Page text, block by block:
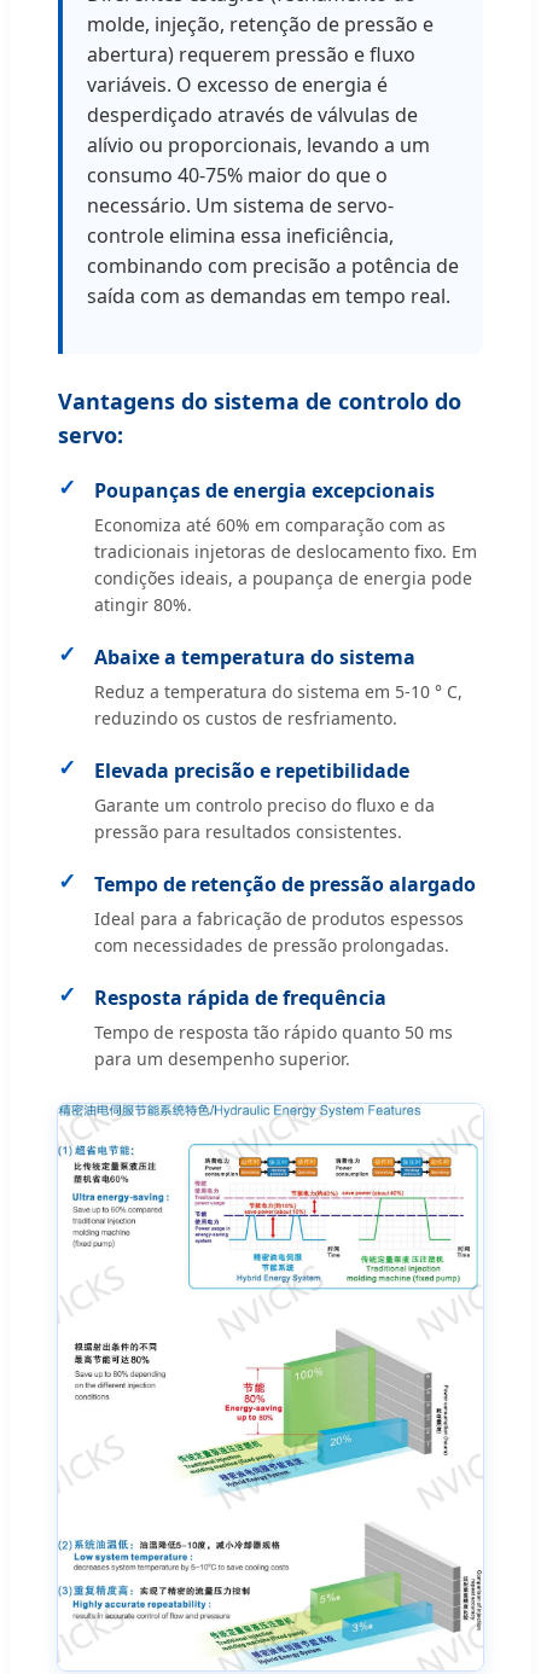
molde, injeção, retenção de pressão e
abertura) requerem pressão e fluxo
variáveis. O excesso de energia é
desperdiçado através de válvulas de
alívio ou proporcionais, levando a um
consumo 40-75% maior do que o
necessário. Um sistema de servo-
controle elimina essa ineficiência,
combinando com precisão a potência de
saída com as demandas em tempo real.
Vantagens do sistema de controlo do
servo:
Poupanças de energia excepcionais
Economiza até 60% em comparação com as
tradicionais injetoras de deslocamento fixo. Em
condições ideais, a poupança de energia pode
atingir 80%.
Abaixe a temperatura do sistema
Reduz a temperatura do sistema em 5-10 ° C,
reduzindo os custos de resfriamento.
Elevada precisão e repetibilidade
Garante um controlo preciso do fluxo e da
pressão para resultados consistentes.
Tempo de retenção de pressão alargado
Ideal para a fabricação de produtos espessos
com necessidades de pressão prolongadas.
Resposta rápida de frequência
Tempo de resposta tão rápido quanto 50 ms
para um desempenho superior.